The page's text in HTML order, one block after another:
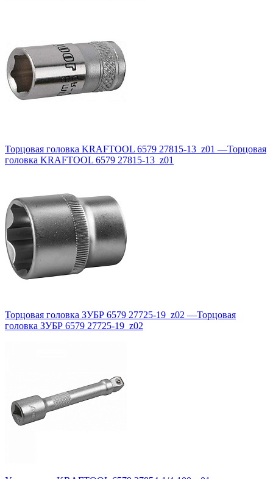
Торцовая головка KRAFTOOL 6579 27815-13_z01 —Торцовая
головка KRAFTOOL 6579 27815-13_z01
Торцовая головка ЗУБР 6579 27725-19_z02 —Торцовая
головка ЗУБР 6579 27725-19_z02